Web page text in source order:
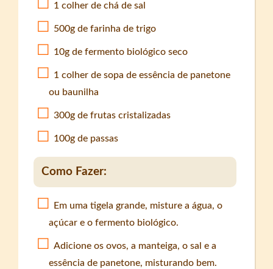
1 colher de chá de sal
500g de farinha de trigo
10g de fermento biológico seco
1 colher de sopa de essência de panetone
ou baunilha
300g de frutas cristalizadas
100g de passas
Como Fazer:
Em uma tigela grande, misture a água, o
açúcar e o fermento biológico.
Adicione os ovos, a manteiga, o sal e a
essência de panetone, misturando bem.